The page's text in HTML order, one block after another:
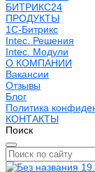
БИТРИКС24
ПРОДУКТЫ
1С-Битрикс
Intec. Решения
Intec. Модули
О КОМПАНИИ
Вакансии
Отзывы
Блог
Политика
КОНТАКТЫ
Поиск